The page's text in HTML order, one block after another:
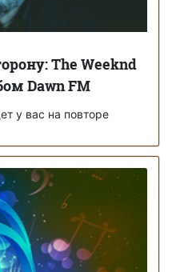
The Weeknd
Dawn FM
у вас на повторе